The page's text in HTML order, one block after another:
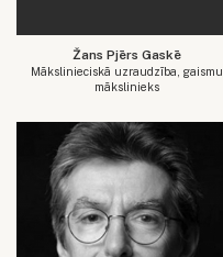
Žans Pjērs Gaskē
Mākslinieciskā uzraudzība, gaismu
mākslinieks